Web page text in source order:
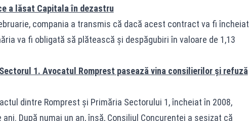
a lăsat Capitala în dezastru
compania a transmis că dacă acest contract va fi încheiat
va fi obligată să plătească și despăgubiri în valoare de 1,13
1. Avocatul Romprest pasează vina consilierilor și refuză
dintre Romprest și Primăria Sectorului 1, încheiat în 2008,
După numai un an, însă, Consiliul Concurenței a sesizat că